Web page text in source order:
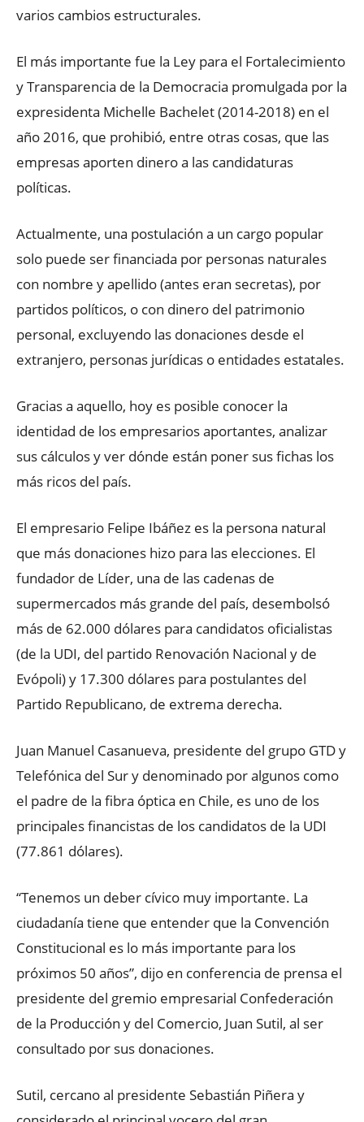
varios cambios estructurales.
El más importante fue la Ley para el Fortalecimiento
y Transparencia de la Democracia promulgada por la
expresidenta Michelle Bachelet (2014-2018) en el
año 2016, que prohibió, entre otras cosas, que las
empresas aporten dinero a las candidaturas
políticas.
Actualmente, una postulación a un cargo popular
solo puede ser financiada por personas naturales
con nombre y apellido (antes eran secretas), por
partidos políticos, o con dinero del patrimonio
personal, excluyendo las donaciones desde el
extranjero, personas jurídicas o entidades estatales.
Gracias a aquello, hoy es posible conocer la
identidad de los empresarios aportantes, analizar
sus cálculos y ver dónde están poner sus fichas los
más ricos del país.
El empresario Felipe Ibáñez es la persona natural
que más donaciones hizo para las elecciones. El
fundador de Líder, una de las cadenas de
supermercados más grande del país, desembolsó
más de 62.000 dólares para candidatos oficialistas
(de la UDI, del partido Renovación Nacional y de
Evópoli) y 17.300 dólares para postulantes del
Partido Republicano, de extrema derecha.
Juan Manuel Casanueva, presidente del grupo GTD y
Telefónica del Sur y denominado por algunos como
el padre de la fibra óptica en Chile, es uno de los
principales financistas de los candidatos de la UDI
(77.861 dólares).
“Tenemos un deber cívico muy importante. La
ciudadanía tiene que entender que la Convención
Constitucional es lo más importante para los
próximos 50 años”, dijo en conferencia de prensa el
presidente del gremio empresarial Confederación
de la Producción y del Comercio, Juan Sutil, al ser
consultado por sus donaciones.
Sutil, cercano al presidente Sebastián Piñera y